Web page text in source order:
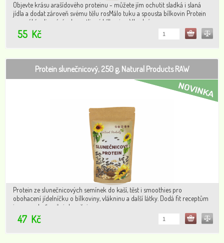
Objevte krásu arašídového proteinu - můžete jím ochutit sladká i slaná
jídla a dodat zároveň svému tělu rosMálo tuku a spousta bílkovin Protein
se vyrábí vylisováním loupatlinné bílkoviny. Vhodný pro vegany a
sportovce, kteří mají v oblibě fit recepty.
55 Kč
Protein slunečnicový, 250 g, Natural Products RAW
Protein ze slunečnicových semínek do kaší, těst i smoothies pro
obohacení jídelníčku o bílkoviny, vlákninu a další látky. Dodá fit receptům
jemnou chuť a vůni slunečnice.
47 Kč